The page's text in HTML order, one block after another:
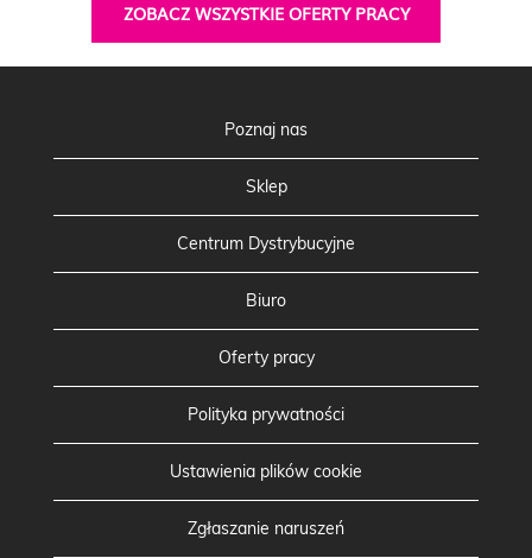
ZOBACZ WSZYSTKIE OFERTY PRACY
Poznaj nas
Sklep
Centrum Dystrybucyjne
Biuro
Oferty pracy
Polityka prywatności
Ustawienia plików cookie
Zgłaszanie naruszeń